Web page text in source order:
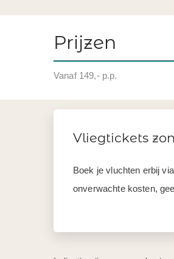
Prijzen
Vanaf 149,- p.p.
Vliegtickets
Boek je vluchten erbij
onverwachte kosten,